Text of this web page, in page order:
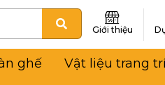
Giới thiệu
ghế Vật liệu trang